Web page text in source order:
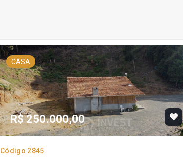
CASA
R$ 250.000,00
Código 2845